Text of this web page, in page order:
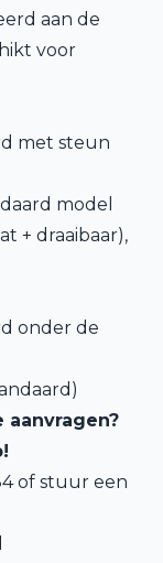
aan de
voor
met steun
model
+ draaibaar),
onder de
of stuur een